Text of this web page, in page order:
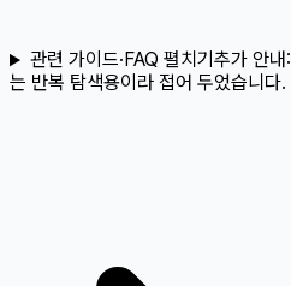
관련 가이드·FAQ 펼치기 추가 안내:
는 반복 탐색용이라 접어 두었습니다.